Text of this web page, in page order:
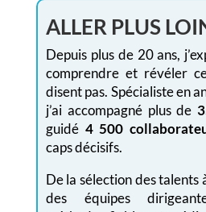
ALLER PLUS
Depuis plus de 20 ans,
comprendre et révéler
disent pas. Spécialiste en
j’ai accompagné plus de
guidé 4 500
caps décisifs.
De la sélection des
des équipes